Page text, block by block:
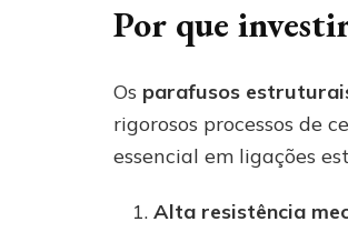
Por que
Os parafusos
rigorosos processos de
essencial em ligações
Alta resistência